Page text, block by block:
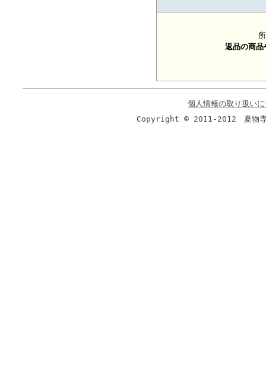
返品の商品
個人情報の取り扱い
Copyright © 2011-2012 夏物